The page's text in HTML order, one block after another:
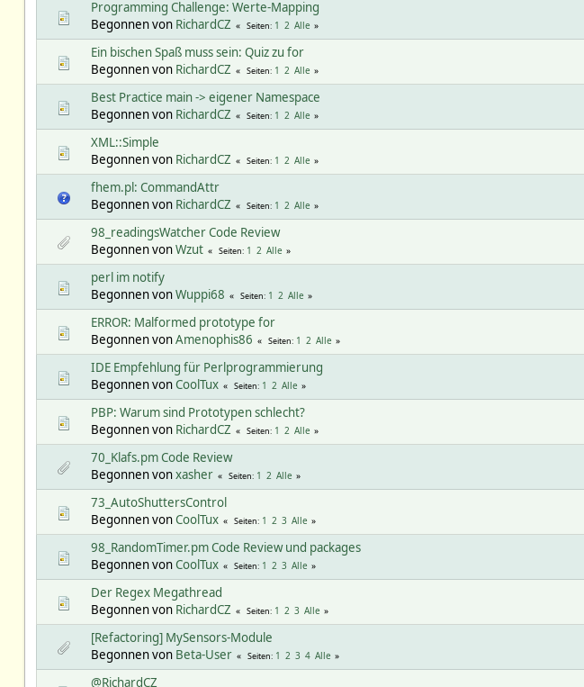
Programming Challenge: Werte-Mapping
Begonnen von RichardCZ Seiten 1 2 Alle
Ein bischen Spaß muss sein: Quiz zu for
Begonnen von RichardCZ Seiten 1 2 Alle
Best Practice main -> eigener Namespace
Begonnen von RichardCZ Seiten 1 2 Alle
XML::Simple
Begonnen von RichardCZ Seiten 1 2 Alle
fhem.pl: CommandAttr
Begonnen von RichardCZ Seiten 1 2 Alle
98_readingsWatcher Code Review
Begonnen vonWzut Seiten 1 2 Alle
perl im notify
Begonnen vonWuppi68 Seiten 1 2 Alle
ERROR: Malformed prototype for
Begonnen vonAmenophis86 Seiten 1 2 Alle
IDE Empfehlung für Perlprogrammierung
Begonnen vonCoolTux Seiten 1 2 Alle
PBP: Warum sind Prototypen schlecht?
Begonnen von RichardCZ Seiten 1 2 Alle
70_Klafs.pm Code Review
Begonnen vonxasher Seiten 1 2 Alle
73_AutoShuttersControl
Begonnen vonCoolTux Seiten 1 2 3 Alle
98_RandomTimer.pm Code Review und packages
Begonnen vonCoolTux Seiten 1 2 3 Alle
Der Regex Megathread
Begonnen von RichardCZ Seiten 1 2 3 Alle
[Refactoring] MySensors-Module
Begonnen von Beta-User Seiten 1 2 3 4 Alle
@RichardCZ